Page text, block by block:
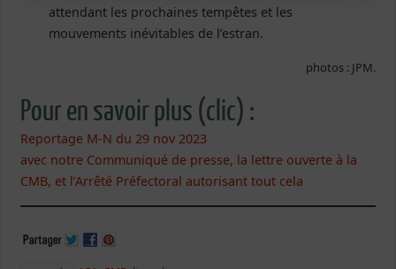
attendant les prochaines tempêtes et les
mouvements inévitables de l’estran.
photos : JPM.
Pour en savoir plus (clic) :
Reportage M-N du 29 nov 2023
avec notre Communiqué de presse, la lettre ouverte à la
CMB, et l’Arrêté Préfectoral autorisant tout cela